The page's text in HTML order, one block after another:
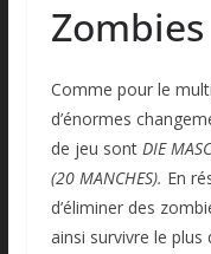
Zombies
Comme pour le
d’énormes
de jeu sont DIE
(20 MANCHES). En
d’éliminer des
ainsi survivre le plus